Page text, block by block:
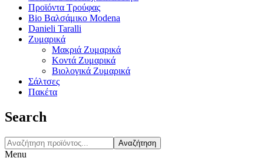
Προϊόντα Τρούφας
Bio Βαλσάμικο Modena
Danieli Taralli
Ζυμαρικά
Μακριά Ζυμαρικά
Κοντά Ζυμαρικά
Βιολογικά Ζυμαρικά
Σάλτσες
Πακέτα
Search
Αναζήτηση
Menu